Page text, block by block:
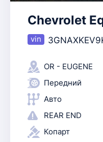
Chevrolet
OR - EUGENE
Передний
Авто
REAR END
Копарт